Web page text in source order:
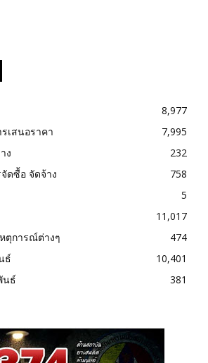
8,977
เสนอราคา
7,995
ง
232
ดซื้อ จัดจ้าง
758
5
11,017
ตุการณ์ต่างๆ
474
ธ์
10,401
นธ์
381